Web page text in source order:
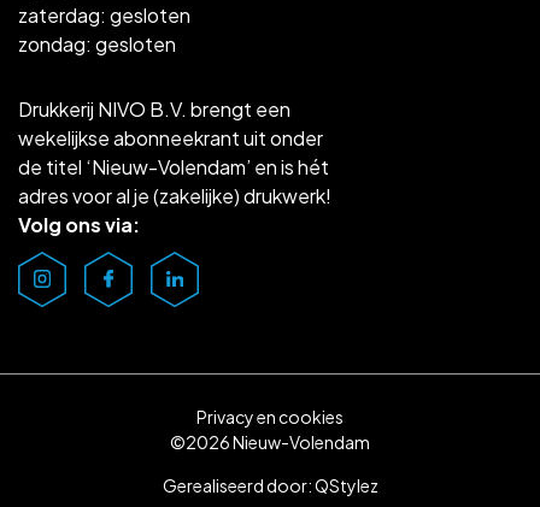
Drukkerij NIVO B.V. brengt een
wekelijkse abonneekrant uit onder
de titel ‘Nieuw-Volendam’ en is hét
adres voor al je (zakelijke) drukwerk!
Volg ons via:
zaterdag: gesloten
zondag: gesloten
Privacy en cookies
©2026 Nieuw-Volendam
Gerealiseerd door:QStylez